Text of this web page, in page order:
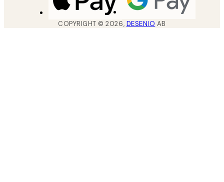
COPYRIGHT ©2026, DESENIO AB